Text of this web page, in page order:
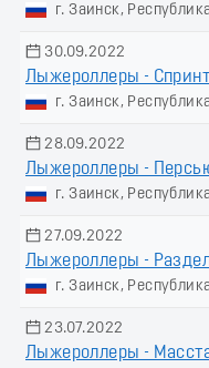
г. Заинск,
30.09.2022
Лыжероллеры - Спринт
г. Заинск,
28.09.2022
Лыжероллеры -
г. Заинск,
27.09.2022
Лыжероллеры -
г. Заинск,
23.07.2022
Лыжероллеры -